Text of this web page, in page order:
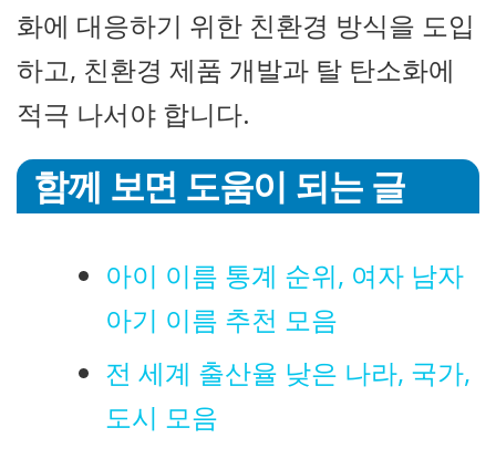
화에 대응하기 위한 친환경 방식을 도입
하고, 친환경 제품 개발과 탈 탄소화에
적극 나서야 합니다.
함께 보면 도움이 되는 글
아이 이름 통계 순위, 여자 남자
아기 이름 추천 모음
전 세계 출산율 낮은 나라, 국가,
도시 모음